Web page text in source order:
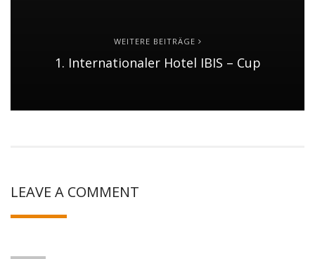
WEITERE BEITRÄGE
1. Internationaler Hotel IBIS – Cup
LEAVE A COMMENT